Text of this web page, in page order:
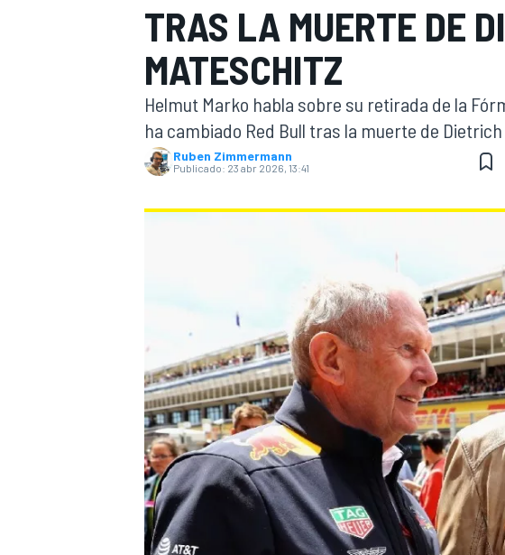
FÓRMULA E MOTO
MÁS
TRAS LA MUERTE DE
MATESCHITZ
Helmut Marko habla sobre su retirada de la
ha cambiado Red Bull tras la muerte de
Ruben Zimmermann
Publicado: 23 abr 2026, 13:41